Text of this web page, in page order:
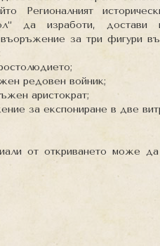
Регионалният
да изработи, достави
за три фигури
редовен войник;
аристократ;
за експониране в две
от откриването може